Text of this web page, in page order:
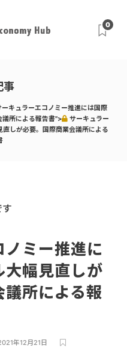
0
事
ーキュラーエコノミー推進には国際
所による報告書">
サーキュラー
しが必要。国際商業会議所による
ミー推進に
大幅見直しが
所による報
年12月21日